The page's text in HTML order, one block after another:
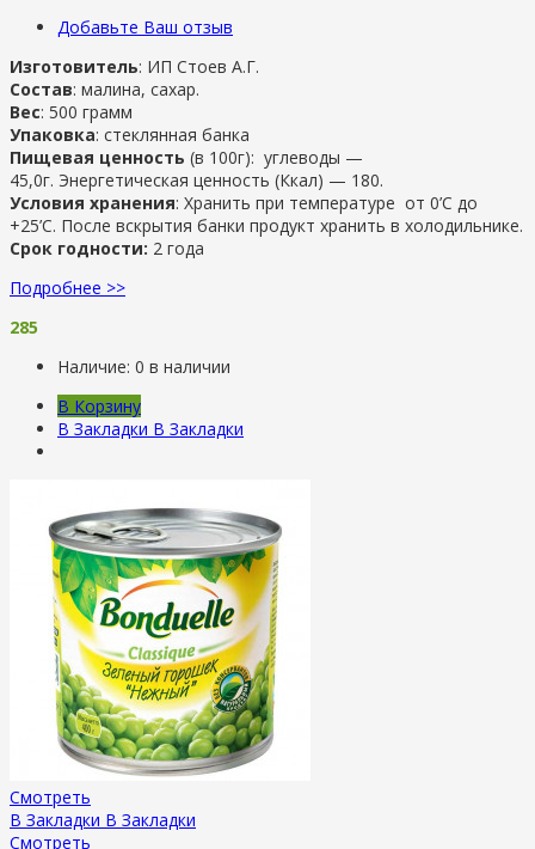
Добавьте Ваш отзыв
Изготовитель: ИП Стоев А.Г.
Состав: малина, сахар.
Вес: 500 грамм
Упаковка: стеклянная банка
Пищевая ценность (в 100г): углеводы —
45,0г. Энергетическая ценность (Ккал) — 180.
Условия хранения: Хранить при температуре от 0’C до
+25’C. После вскрытия банки продукт хранить в холодильнике.
Срок годности: 2 года
Подробнее >>
285
Наличие: 0 в наличии
В Корзину
В Закладки В Закладки
Смотреть
В Закладки В Закладки
Смотреть